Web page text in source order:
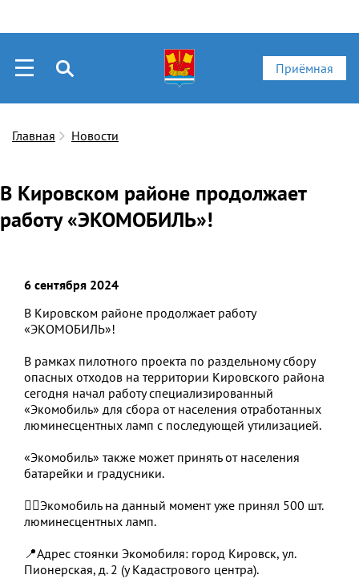
Приёмная
Главная Новости
В Кировском районе продолжает
работу «ЭКОМОБИЛЬ»!
6 сентября 2024
В Кировском районе продолжает работу
«ЭКОМОБИЛЬ»!
В рамках пилотного проекта по раздельному сбору
опасных отходов на территории Кировского района
сегодня начал работу специализированный
«Экомобиль» для сбора от населения отработанных
люминесцентных ламп с последующей утилизацией.
«Экомобиль» также может принять от населения
батарейки и градусники.
☝🏻Экомобиль на данный момент уже принял 500 шт.
люминесцентных ламп.
📍Адрес стоянки Экомобиля: город Кировск, ул.
Пионерская, д. 2 (у Кадастрового центра).